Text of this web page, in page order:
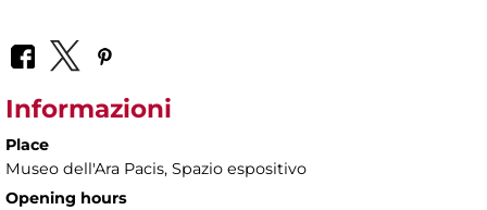
Informazioni
Place
Museo dell'Ara Pacis, Spazio espositivo
Opening hours